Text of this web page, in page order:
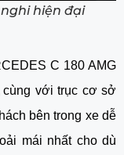
hiện đại
C 180 AMG
với trục cơ sở
bên trong xe dễ
mái nhất cho dù